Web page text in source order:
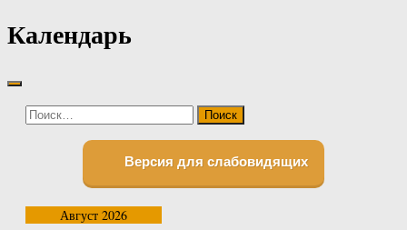
Календарь
Найти:
Версия для слабовидящих
Август 2026